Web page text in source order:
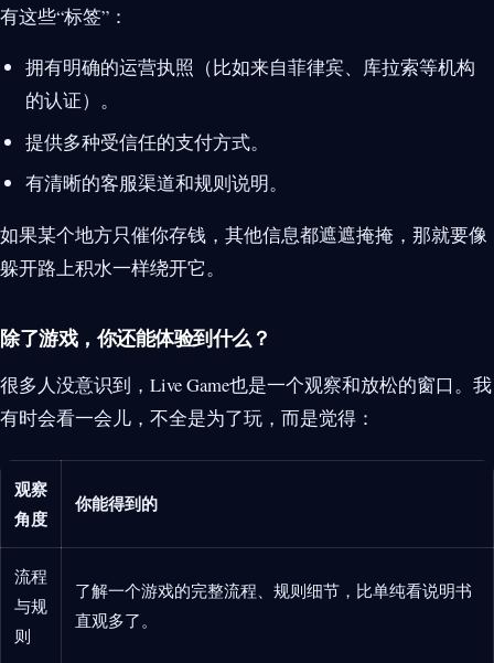
有这些“标签”：
拥有明确的运营执照（比如来自菲律宾、库拉索等机构
的认证）。
提供多种受信任的支付方式。
有清晰的客服渠道和规则说明。
如果某个地方只催你存钱，其他信息都遮遮掩掩，那就要像
躲开路上积水一样绕开它。
除了游戏，你还能体验到什么？
很多人没意识到，Live Game也是一个观察和放松的窗口。我
有时会看一会儿，不全是为了玩，而是觉得：
观察
角度
你能得到的
流程
与规
则
了解一个游戏的完整流程、规则细节，比单纯看说明书
直观多了。